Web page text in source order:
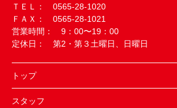
ＴＥＬ： 0565-28-1020
ＦＡＸ： 0565-28-1021
営業時間： 9：00〜19：00
定休日： 第2・第３土曜日、日曜日
トップ
スタッフ